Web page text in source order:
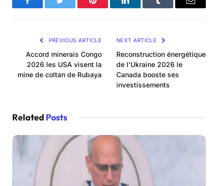
FacebookTwitter Pinterest LinkedInTumblr Email
PREVIOUS ARTICLE
Accord minerais Congo
2026 les USA visent la
mine de coltan de Rubaya
NEXT ARTICLE
Reconstruction énergétique
de l’Ukraine 2026 le
Canada booste ses
investissements
Related Posts